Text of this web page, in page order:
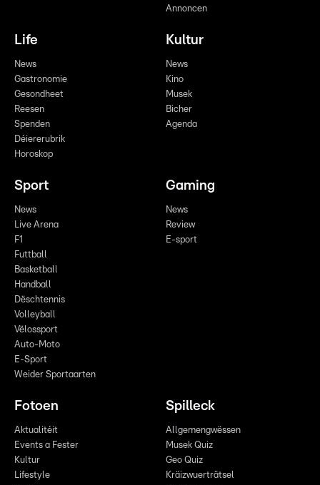
Annoncen
Life
News
Gastronomie
Gesondheet
Reesen
Spenden
Déiererubrik
Horoskop
Kultur
News
Kino
Musek
Bicher
Agenda
Sport
News
Live Arena
F1
Futtball
Basketball
Handball
Dëschtennis
Volleyball
Vëlossport
Auto-Moto
E-Sport
Weider Sportaarten
Gaming
News
Review
E-sport
Fotoen
Aktualitéit
Events a Fester
Kultur
Lifestyle
Spilleck
Allgemengwëssen
Musek Quiz
Geo Quiz
Kräizwuerträtsel